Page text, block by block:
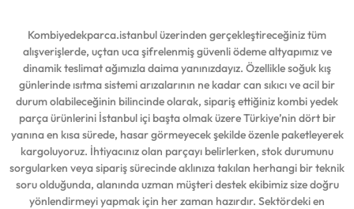
Kombiyedekparca.istanbul üzerinden gerçekleştireceğiniz tüm
alışverişlerde, uçtan uca şifrelenmiş güvenli ödeme altyapımız ve
dinamik teslimat ağımızla daima yanınızdayız. Özellikle soğuk kış
günlerinde ısıtma sistemi arızalarının ne kadar can sıkıcı ve acil bir
durum olabileceğinin bilincinde olarak, sipariş ettiğiniz kombi yedek
parça ürünlerini İstanbul içi başta olmak üzere Türkiye’nin dört bir
yanına en kısa sürede, hasar görmeyecek şekilde özenle paketleyerek
kargoluyoruz. İhtiyacınız olan parçayı belirlerken, stok durumunu
sorgularken veya sipariş sürecinde aklınıza takılan herhangi bir teknik
soru olduğunda, alanında uzman müşteri destek ekibimiz size doğru
yönlendirmeyi yapmak için her zaman hazırdır. Sektördeki en